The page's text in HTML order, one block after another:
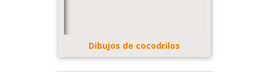
Dibujos de cocodrilos